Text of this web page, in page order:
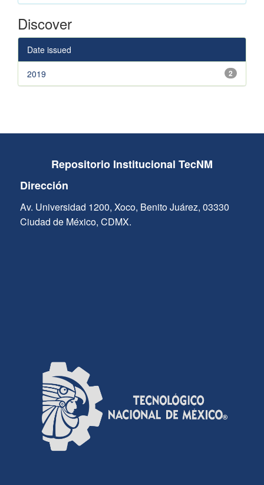
Discover
Date issued
2
2019
Repositorio Institucional TecNM
Dirección
Av. Universidad 1200, Xoco, Benito Juárez, 03330
Ciudad de México, CDMX.